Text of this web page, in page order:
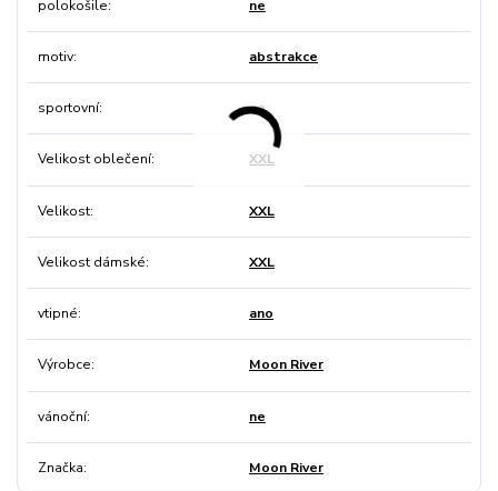
polokošile ne
motiv abstrakce
sportovní ne
Velikost oblečení XXL
Velikost XXL
Velikost dámské XXL
vtipné ano
Výrobce Moon River
vánoční ne
Značka Moon River